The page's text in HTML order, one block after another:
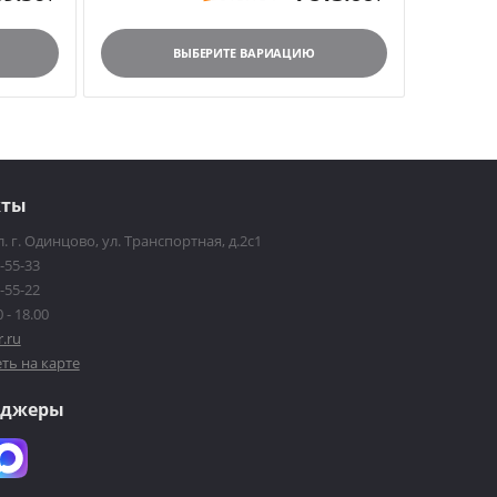
ВЫБЕРИТЕ ВАРИАЦИЮ
г. Одинцово, ул. Транспортная, д.2с1
55-33
55-22
- 18.00
на карте